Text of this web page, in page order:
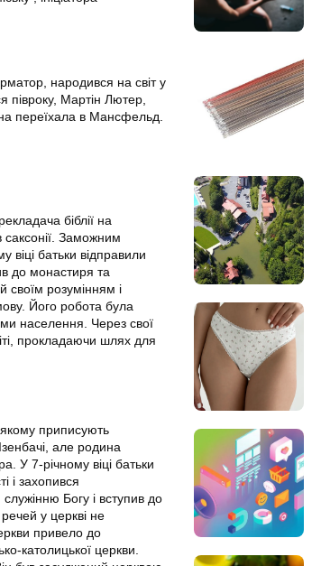
народився на світ у
півроку, Мартін Лютер,
переїхала в Мансфельд.
біблії на
Заможним
батьки відправили
до монастиря та
своїм розумінням і
Його робота була
населення. Через свої
прокладаючи шлях для
якому приписують
але родина
У 7-річному віці батьки
і захопився
Богу і вступив до
у церкві не
привело до
католицької церкви.